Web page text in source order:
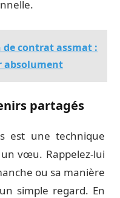
contrat assmat :
absolument
partagés
est une technique
vœu. Rappelez-lui
ou sa manière
simple regard. En